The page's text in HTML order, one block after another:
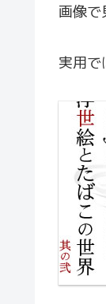
画像で
実用で